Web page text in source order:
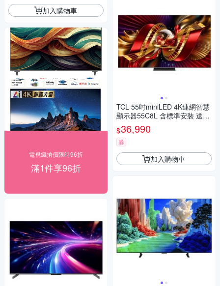
加入購物車
電視瘋搶價限時96折
滿1件享96折
TCL 55吋miniLED 4K連網智慧
顯示器55C8L 含標準安裝 送7-
11商品卡1400元
$36,990
券
加入購物車